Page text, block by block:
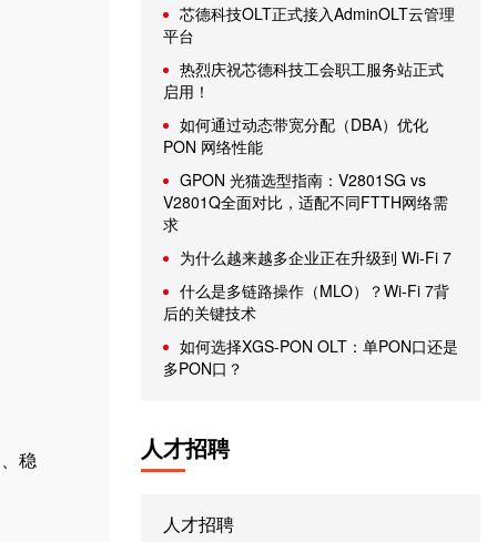
稳
芯德科技OLT正式接入AdminOLT云管理
平台
热烈庆祝芯德科技工会职工服务站正式
启用！
如何通过动态带宽分配（DBA）优化
PON 网络性能
GPON 光猫选型指南：V2801SG vs
V2801Q全面对比，适配不同FTTH网络需
求
为什么越来越多企业正在升级到 Wi-Fi 7
什么是多链路操作（MLO）？Wi-Fi 7背
后的关键技术
如何选择XGS-PON OLT：单PON口还是
多PON口？
人才招聘
人才招聘